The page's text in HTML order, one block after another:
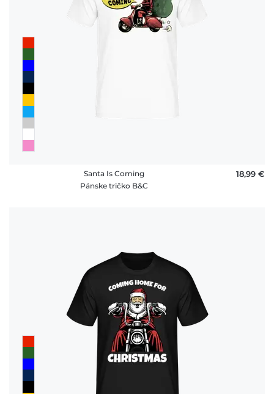
Santa Is Coming
Pánske tričko B&C
18,99 €